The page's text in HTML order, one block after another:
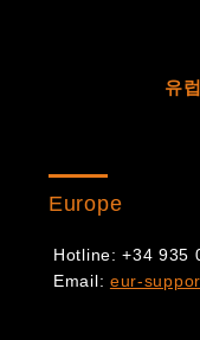
유
Europe
Hotline: +34 935
Email: eur-